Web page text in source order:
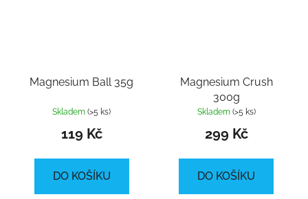
Magnesium Ball 35g
Skladem(>5 ks)
119 Kč
DO KOŠÍKU
Magnesium Crush
300g
Skladem (>5 ks)
299 Kč
DO KOŠÍKU